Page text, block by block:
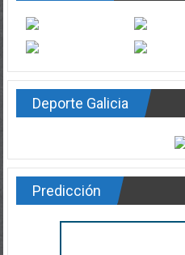
Deporte Galicia
Predicción